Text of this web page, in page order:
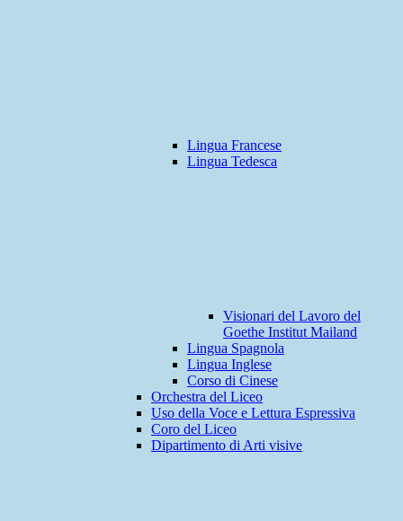
Lingua Francese
Lingua Tedesca
Visionari del Lavoro del
Goethe Institut Mailand
Lingua Spagnola
Lingua Inglese
Corso di Cinese
Orchestra del Liceo
Uso della Voce e Lettura Espressiva
Coro del Liceo
Dipartimento di Arti visive